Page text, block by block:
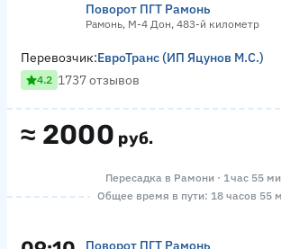
Поворот ПГТ Рамонь
Рамонь, М-4 Дон, 483-й километр
≈ 2000 руб.
Перевозчик:ЕвроТранс (ИП Яцунов М.С.)
4.2 1737 отзывов
Пересадка в Рамони · 1 час 55
Общее время в пути: 18 часов 55
Поворот ПГТ Рамонь